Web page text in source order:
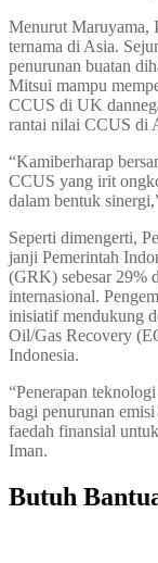
Menurut Maruyama,
ternama di Asia.
penurunan buatan
Mitsui mampu
CCUS di UK
rantai nilai CCUS di
“Kamiberharap
CCUS yang irit
dalam bentuk
Seperti dimengerti,
janji Pemerintah
(GRK) sebesar 29%
internasional.
inisiatif mendukung
Oil/Gas Recovery
Indonesia.
“Penerapan
bagi penurunan
faedah finansial
Iman.
Butuh